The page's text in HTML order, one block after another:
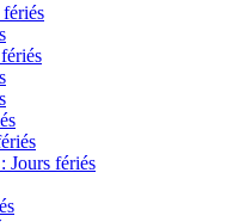
Jours fériés